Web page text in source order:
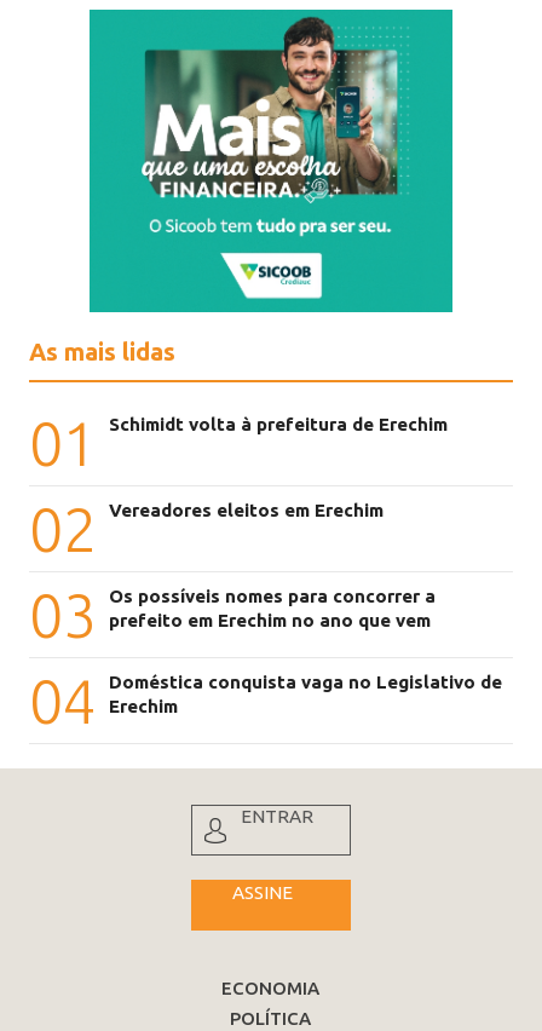
As mais lidas
01 Schimidt volta à prefeitura de Erechim
02 Vereadores eleitos em Erechim
03
Os possíveis nomes para concorrer a
prefeito em Erechim no ano que vem
04
Doméstica conquista vaga no Legislativo de
Erechim
ENTRAR
ASSINE
ECONOMIA
POLÍTICA